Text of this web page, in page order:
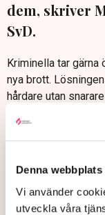
Denna
Vi använder
utveckla våra
dem, skriver
SvD.
Kriminella tar
nya brott.
hårdare utan
varsamheten,
”Kriminella vill
och avklarade
det idag är väldigt
företag, skriver han.